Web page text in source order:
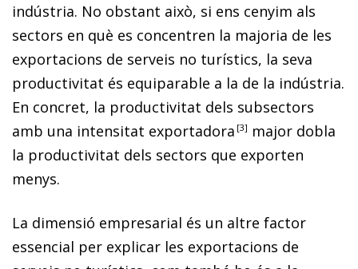
indústria. No obstant això, si ens cenyim als
sectors en què es concentren la majoria de les
exportacions de serveis no turístics, la seva
productivitat és equiparable a la de la indústria.
En concret, la productivitat dels subsectors
amb una intensitat exportadora 3
major dobla
la productivitat dels sectors que exporten
menys.
La dimensió empresarial és un altre factor
essencial per explicar les exportacions de